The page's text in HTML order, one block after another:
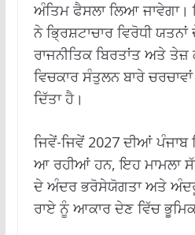
ਅੰਤਿਮ ਫੈਸਲਾ ਲਿਆ
ਨੇ ਭ੍ਰਿਸ਼ਟਾਚਾਰ ਵਿਰੋਧੀ
ਰਾਜਨੀਤਿਕ ਬਿਰਤਾਂਤ ਅਤੇ
ਵਿਚਕਾਰ ਸੰਤੁਲਨ ਬਾਰੇ
ਦਿੱਤਾ ਹੈ।
ਜਿਵੇਂ-ਜਿਵੇਂ 2027 ਦੀਆਂ ਪੰਜਾਬ
ਆ ਰਹੀਆਂ ਹਨ, ਇਹ ਮਾਮਲਾ
ਦੇ ਅੰਦਰ ਭਰੋਸੇਯੋਗਤਾ ਅਤੇ
ਰਾਏ ਨੂੰ ਆਕਾਰ ਦੇਣ ਵਿੱਚ